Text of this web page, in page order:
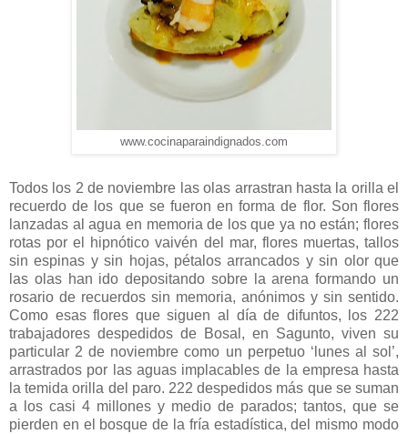
www.cocinaparaindignados.com
Todos los 2 de noviembre las olas arrastran hasta la orilla el
recuerdo de los que se fueron en forma de flor. Son flores
lanzadas al agua en memoria de los que ya no están; flores
rotas por el hipnótico vaivén del mar, flores muertas, tallos
sin espinas y sin hojas, pétalos arrancados y sin olor que
las olas han ido depositando sobre la arena formando un
rosario de recuerdos sin memoria, anónimos y sin sentido.
Como esas flores que siguen al día de difuntos, los 222
trabajadores despedidos de Bosal, en Sagunto, viven su
particular 2 de noviembre como un perpetuo ‘lunes al sol’,
arrastrados por las aguas implacables de la empresa hasta
la temida orilla del paro. 222 despedidos más que se suman
a los casi 4 millones y medio de parados; tantos, que se
pierden en el bosque de la fría estadística, del mismo modo